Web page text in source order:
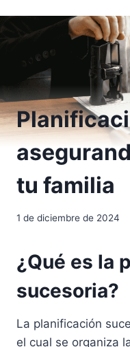
tu familia
1 de diciembre de 2024
¿Qué es la
sucesoria?
La planificación
el cual se organiza